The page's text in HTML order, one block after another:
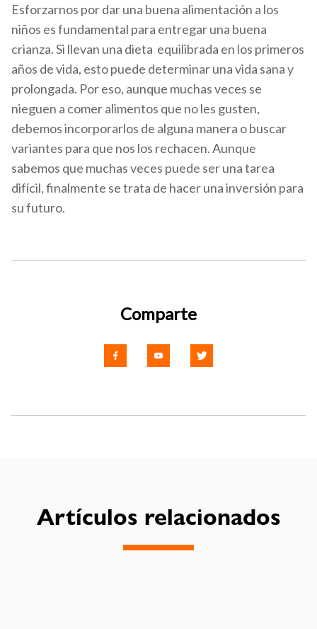
Esforzarnos por dar una buena alimentación a los
niños es fundamental para entregar una buena
crianza. Si llevan una dieta equilibrada en los primeros
años de vida, esto puede determinar una vida sana y
prolongada. Por eso, aunque muchas veces se
nieguen a comer alimentos que no les gusten,
debemos incorporarlos de alguna manera o buscar
variantes para que nos los rechacen. Aunque
sabemos que muchas veces puede ser una tarea
difícil, finalmente se trata de hacer una inversión para
su futuro.
Comparte
Artículos relacionados